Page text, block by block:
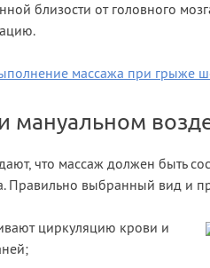
близости от головного
мануальном
что массаж должен быть
Правильно выбранный вид и
циркуляцию крови и